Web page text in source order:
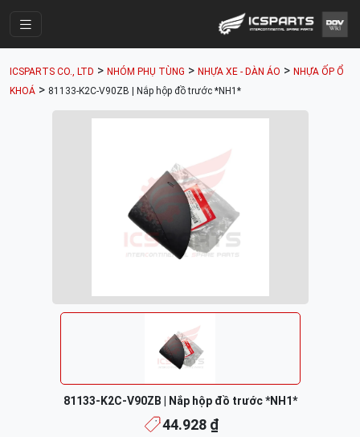
Cửa Hàng
Parts Catalogue
Nhóm Phụ Tùng
Tài khoản
ICSPARTS CO., LTD > NHÓM PHỤ TÙNG > NHỰA XE - DÀN ÁO > NHỰA ỐP Ổ
KHOÁ > 81133-K2C-V90ZB | Nắp hộp đồ trước *NH1*
81133-K2C-V90ZB | Nắp hộp đồ trước *NH1*
44.928 ₫